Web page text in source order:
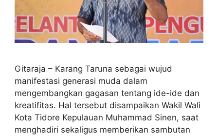
Gitaraja – Karang Taruna sebagai wujud
manifestasi generasi muda dalam
mengembangkan gagasan tentang ide-ide dan
kreatifitas. Hal tersebut disampaikan Wakil Wali
Kota Tidore Kepulauan Muhammad Sinen, saat
menghadiri sekaligus memberikan sambutan